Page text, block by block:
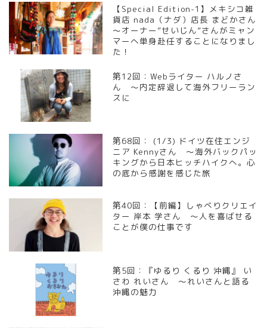
【Special Edition-1】メキシコ雑
貨店 nada（ナダ）店長 まどかさん
～オーナー”せいじん”さんがミャン
マーへ単身赴任することになりまし
た！
第12回：Webライター ハルノさ
ん ～内定辞退して海外フリーラン
スに
第68回： (1/3) ドイツ在住エンジ
ニア Kennyさん ～海外バックパッ
キングから日本ヒッチハイクへ。心
の底から感謝を感じた旅
第40回：【前編】しゃべりクリエイ
ター 岸本 学さん ～人を喜ばせる
ことが僕の仕事です
第5回：『ゆるり くるり 沖縄』 い
さわ れいさん ～れいさんと語る
沖縄の魅力